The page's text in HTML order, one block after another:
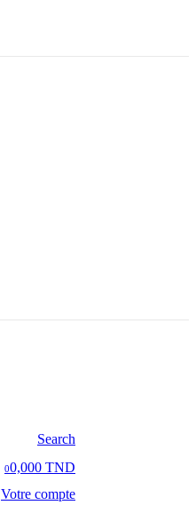
Search
00,000 TND
Votre compte